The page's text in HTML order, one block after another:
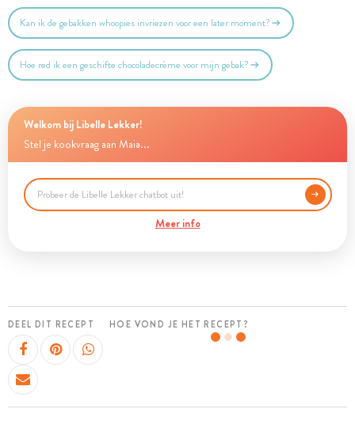
Kan ik de gebakken whoopies invriezen voor een later moment?
Hoe red ik een geschifte chocoladecrème voor mijn gebak?
Welkom bij Libelle Lekker!
Stel je kookvraag aan Maia...
Meer info
DEEL DIT RECEPT HOE VOND JE HET RECEPT?